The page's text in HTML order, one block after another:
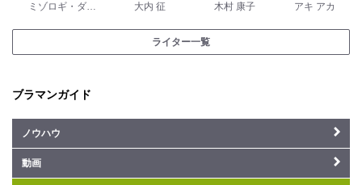
ミゾロギ・ダイスケ 大内 征 木村 康子 アキ アカネ
ライター一覧
ブラマンガイド
ノウハウ
動画